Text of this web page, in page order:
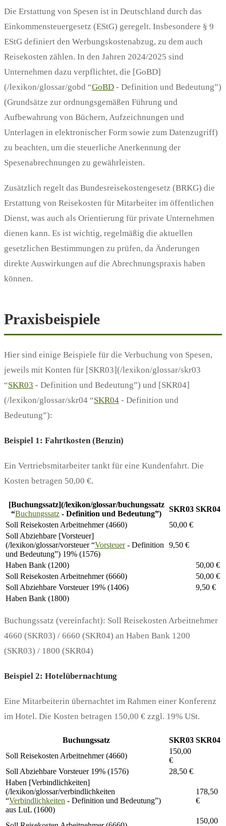
Die Erstattung von Spesen ist in Deutschland durch das
Einkommensteuergesetz (EStG) geregelt. Insbesondere § 9
EStG definiert den Werbungskostenabzug, zu dem auch
Reisekosten zählen. In den Jahren 2024/2025 sind
Unternehmen dazu verpflichtet, die [GoBD]
(/lexikon/glossar/gobd “GoBD - Definition und Bedeutung”)
(Grundsätze zur ordnungsgemäßen Führung und
Aufbewahrung von Büchern, Aufzeichnungen und
Unterlagen in elektronischer Form sowie zum Datenzugriff)
zu beachten, um die steuerliche Anerkennung der
Spesenabrechnungen zu gewährleisten.
Zusätzlich regelt das Bundesreisekostengesetz (BRKG) die
Erstattung von Reisekosten für Mitarbeiter im öffentlichen
Dienst, was auch als Orientierung für private Unternehmen
dienen kann. Es ist wichtig, regelmäßig die aktuellen
gesetzlichen Bestimmungen zu prüfen, da Änderungen
direkte Auswirkungen auf die Abrechnungspraxis haben
können.
Praxisbeispiele
Hier sind einige Beispiele für die Verbuchung von Spesen,
jeweils mit Konten für [SKR03](/lexikon/glossar/skr03
“SKR03 - Definition und Bedeutung”) und [SKR04]
(/lexikon/glossar/skr04 “SKR04 - Definition und
Bedeutung”):
Beispiel 1: Fahrtkosten (Benzin)
Ein Vertriebsmitarbeiter tankt für eine Kundenfahrt. Die
Kosten betragen 50,00 €.
[Buchungssatz](/lexikon/glossar/buchungssatz
“Buchungssatz - Definition und Bedeutung”)
SKR03 SKR04
Soll Reisekosten Arbeitnehmer (4660)
50,00 €
Soll Abziehbare [Vorsteuer]
(/lexikon/glossar/vorsteuer “Vorsteuer- Definition
und Bedeutung”) 19% (1576)
9,50 €
Haben Bank (1200)
50,00 €
Soll Reisekosten Arbeitnehmer (6660)
50,00 €
Soll Abziehbare Vorsteuer 19% (1406)
9,50 €
Haben Bank (1800)
Buchungssatz (vereinfacht): Soll Reisekosten Arbeitnehmer
4660 (SKR03) / 6660 (SKR04) an Haben Bank 1200
(SKR03) / 1800 (SKR04)
Beispiel 2: Hotelübernachtung
Eine Mitarbeiterin übernachtet im Rahmen einer Konferenz
im Hotel. Die Kosten betragen 150,00 € zzgl. 19% USt.
Buchungssatz SKR03 SKR04
Soll Reisekosten Arbeitnehmer (4660)
150,00
€
Soll Abziehbare Vorsteuer 19% (1576)
28,50 €
Haben [Verbindlichkeiten]
(/lexikon/glossar/verbindlichkeiten
“Verbindlichkeiten - Definition und Bedeutung”)
aus LuL (1600)
178,50
€
150,00